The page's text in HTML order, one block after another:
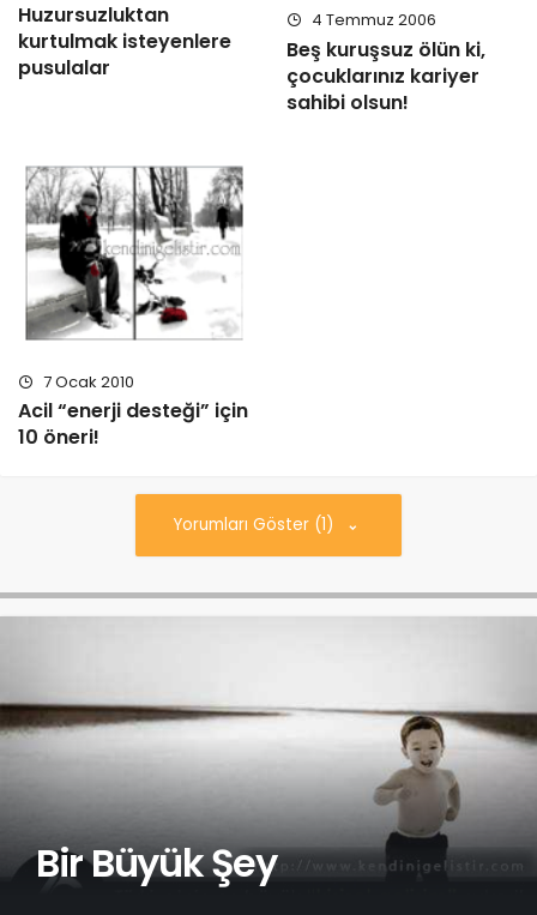
Huzursuzluktan
kurtulmak isteyenlere
pusulalar
4 Temmuz 2006
Beş kuruşsuz ölün ki,
çocuklarınız kariyer
sahibi olsun!
7 Ocak 2010
Acil “enerji desteği” için
10 öneri!
Yorumları Göster (1)
Bir Büyük Şey